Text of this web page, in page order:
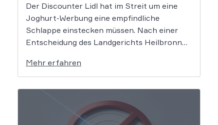
Der Discounter Lidl hat im Streit um eine
Joghurt-Werbung eine empfindliche
Schlappe einstecken müssen. Nach einer
Entscheidung des Landgerichts Heilbronn
wenn er Produkte als „Aktion“ mit massiven
Rabatten bewirbt, die Preise in Wahrheit
aber nie zuvor selbst verlangt hat. Das Urteil
setzt klare Grenzen […]
Mehr erfahren